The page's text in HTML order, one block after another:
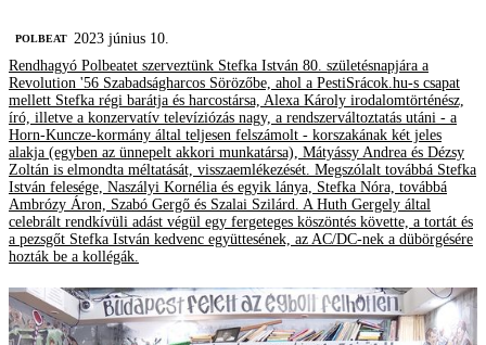
‎POLBEAT 2023 június 10.
Rendhagyó Polbeatet szerveztünk Stefka István 80. születésnapjára a
Revolution '56 Szabadságharcos Sörözőbe, ahol a PestiSrácok.hu-s csapat
mellett Stefka régi barátja és harcostársa, Alexa Károly irodalomtörténész,
író, illetve a konzervatív televíziózás nagy, a rendszerváltoztatás utáni - a
Horn-Kuncze-kormány által teljesen felszámolt - korszakának két jeles
alakja (egyben az ünnepelt akkori munkatársa), Mátyássy Andrea és Dézsy
Zoltán is elmondta méltatását, visszaemlékezését. Megszólalt továbbá Stefka
István felesége, Naszályi Kornélia és egyik lánya, Stefka Nóra, továbbá
Ambrózy Áron, Szabó Gergő és Szalai Szilárd. A Huth Gergely által
celebrált rendkívüli adást végül egy fergeteges köszöntés követte, a tortát és
a pezsgőt Stefka István kedvenc együttesének, az AC/DC-nek a dübörgésére
hozták be a kollégák.